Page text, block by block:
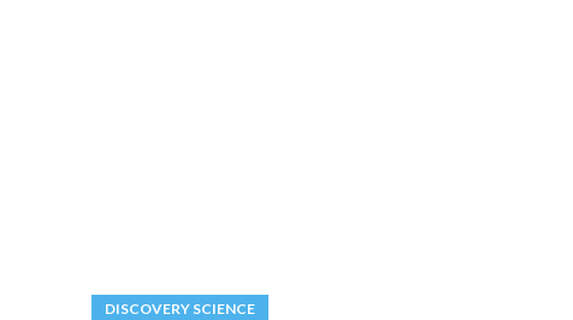
DISCOVERY SCIENCE